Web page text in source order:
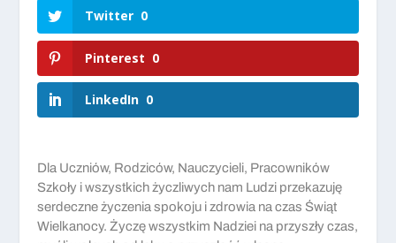
Twitter 0
Pinterest 0
LinkedIn 0
Dla Uczniów, Rodziców, Nauczycieli, Pracowników
Szkoły i wszystkich życzliwych nam Ludzi przekazuję
serdeczne życzenia spokoju i zdrowia na czas Świąt
Wielkanocy. Życzę wszystkim Nadziei na przyszły czas,